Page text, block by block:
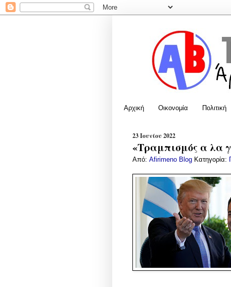
Αρχική Οικονομία Πολιτική
23 Ιουνίου 2022
«Τραμπισμός α λα
Από: Afirimeno Blog Κατηγορία: